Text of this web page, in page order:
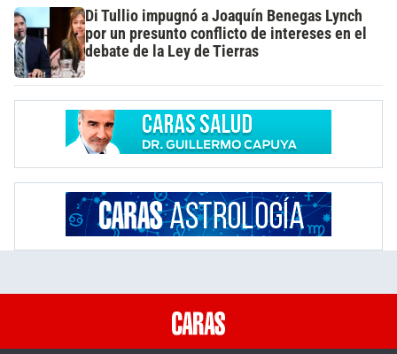
Di Tullio impugnó a Joaquín Benegas Lynch
por un presunto conflicto de intereses en el
debate de la Ley de Tierras